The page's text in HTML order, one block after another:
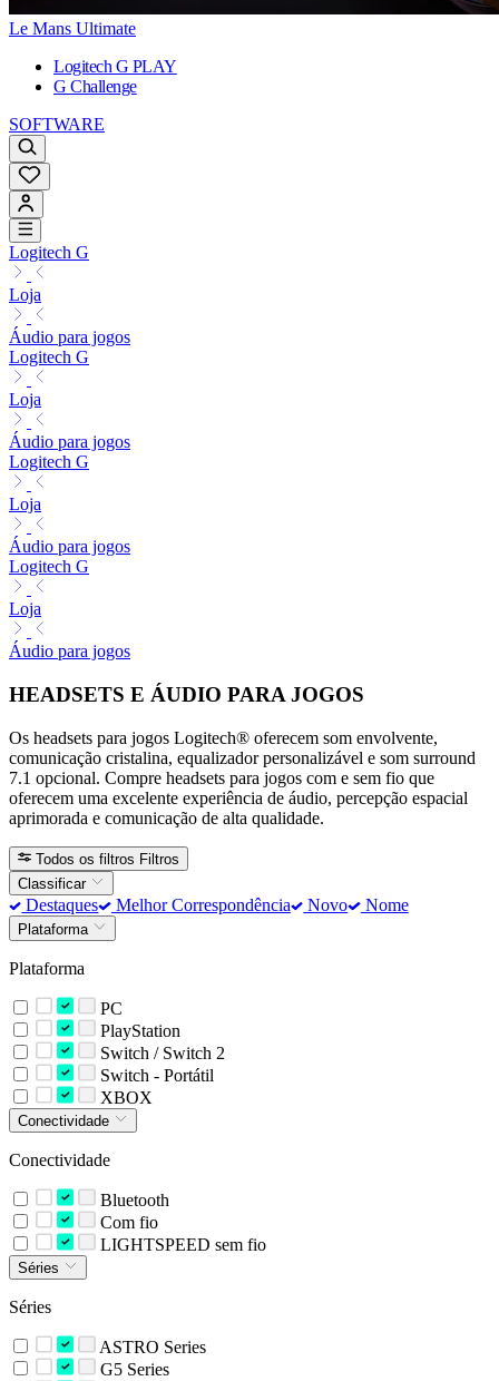
Le Mans Ultimate
Logitech G PLAY
G Challenge
SOFTWARE
Logitech G
Loja
Áudio para jogos
Logitech G
Loja
Áudio para jogos
Logitech G
Loja
Áudio para jogos
Logitech G
Loja
Áudio para jogos
HEADSETS E ÁUDIO PARA JOGOS
Os headsets para jogos Logitech® oferecem som envolvente,
comunicação cristalina, equalizador personalizável e som surround
7.1 opcional. Compre headsets para jogos com e sem fio que
oferecem uma excelente experiência de áudio, percepção espacial
aprimorada e comunicação de alta qualidade.
Todos os filtros Filtros
Classificar
Destaques Melhor Correspondência Novo Nome
Plataforma
Plataforma
PC
PlayStation
Switch / Switch 2
Switch - Portátil
XBOX
Conectividade
Conectividade
Bluetooth
Com fio
LIGHTSPEED sem fio
Séries
Séries
ASTRO Series
G5 Series